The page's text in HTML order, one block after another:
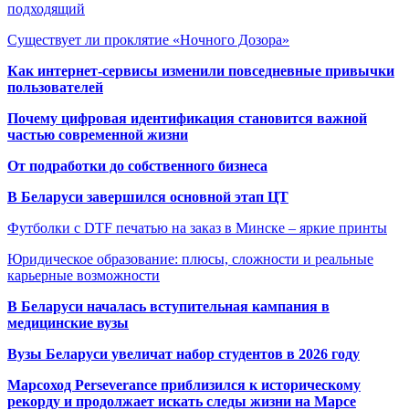
подходящий
Существует ли проклятие «Ночного Дозора»
Как интернет-сервисы изменили повседневные привычки
пользователей
Почему цифровая идентификация становится важной
частью современной жизни
От подработки до собственного бизнеса
В Беларуси завершился основной этап ЦТ
Футболки с DTF печатью на заказ в Минске – яркие принты
Юридическое образование: плюсы, сложности и реальные
карьерные возможности
В Беларуси началась вступительная кампания в
медицинские вузы
Вузы Беларуси увеличат набор студентов в 2026 году
Марсоход Perseverance приблизился к историческому
рекорду и продолжает искать следы жизни на Марсе